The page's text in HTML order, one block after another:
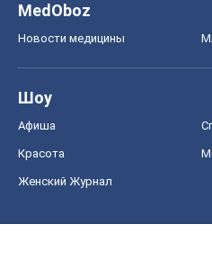
MedOboz
Новости медицины
Шоу
Афиша
Красота
Женский Журнал